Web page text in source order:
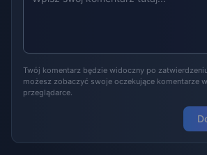
Twój komentarz będzie widoczny po
możesz zobaczyć swoje oczekujące komentarze
przeglądarce.